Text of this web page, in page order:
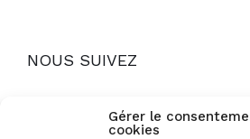
Gérer le
cookies
NOUS SUIVEZ